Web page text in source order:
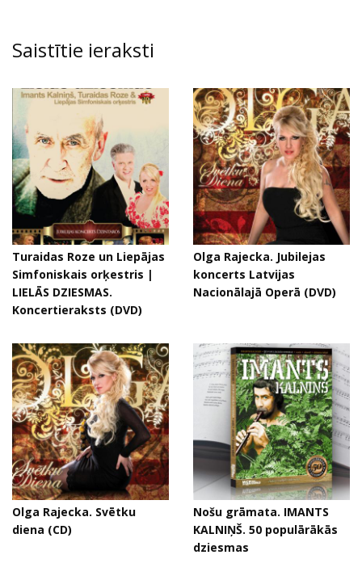
Saistītie ieraksti
Turaidas Roze un Liepājas
Simfoniskais orķestris |
LIELĀS DZIESMAS.
Koncertieraksts (DVD)
Olga Rajecka. Jubilejas
koncerts Latvijas
Nacionālajā Operā (DVD)
Olga Rajecka. Svētku
diena (CD)
Nošu grāmata. IMANTS
KALNIŅŠ. 50 populārākās
dziesmas